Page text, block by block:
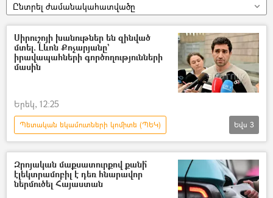
Ընտրել ժամանակահատվածը
Սիրուշոյի խանութներ են զինված
մտել. Լևոն Քոչարյանը`
իրավապահների գործողությունների
մասին
Երեկ, 12:25
Պետական եկամուտների կոմիտե (ՊԵԿ)
Լևոն Քոչարյան
Սիրուշո խանութ
Եվս 3
Զրոյական մաքսատուրքով քանի՞
էլեկտրամոբիլ է դեռ հնարավոր
ներմուծել Հայաստան